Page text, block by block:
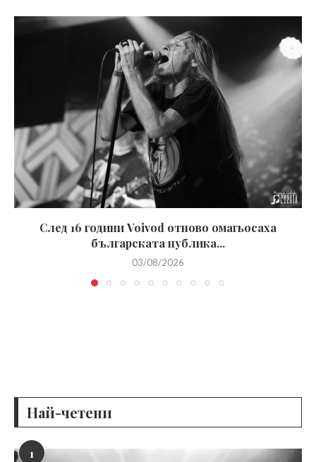
След 16 години Voivod отново омагьосаха
българската публика...
03/08/2026
Най-четени
1